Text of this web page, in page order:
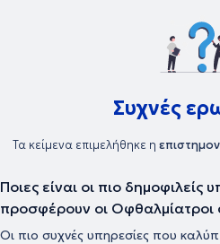
Συχνές
Τα κείμενα επιμελήθηκε η
Ποιες είναι οι πιο δημοφιλείς
προσφέρουν οι Οφθαλμίατροι
Οι πιο συχνές υπηρεσίες που